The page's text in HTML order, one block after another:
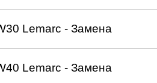
Lemarc - Замена
Lemarc - Замена